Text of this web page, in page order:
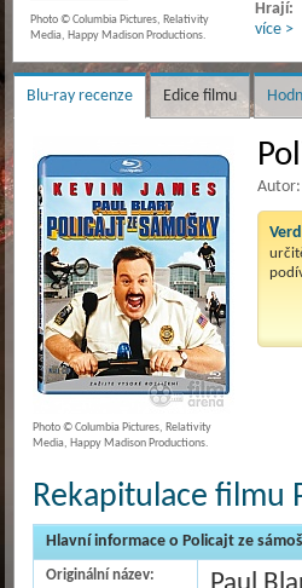
Hrají:
více >
Photo © Columbia Pictures, Relativity
Media, Happy Madison Productions.
Blu-ray recenze Edice filmu
Autor:
Photo © Columbia Pictures, Relativity
Media, Happy Madison Productions.
Rekapitulace filmu
Hlavní informace o Policajt ze
Originální název: